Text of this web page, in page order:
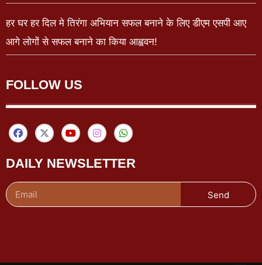
हर घर हर दिल मे तिरंगा अभियान सफल बनाने के लिए डीएम एसपी आए
आगे लोगों से सफल बनाने का किया आह्ववन!
FOLLOW US
DAILY NEWSLETTER
Send